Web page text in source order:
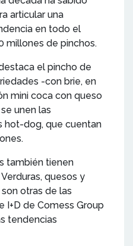
articular una
en todo el
millones de pinchos.
el pincho de
-con brie, en
mini coca con queso
unen las
hot-dog, que cuentan
también tienen
quesos y
otras de las
I+D de Comess Group
tendencias